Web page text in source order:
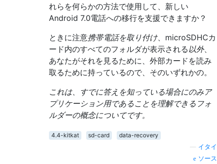
れらを何らかの方法で使用して、新しい
Android 7.0電話への移行を支援できますか？
ときに注意携帯電話を取り付け、microSDHCカ
ード内のすべてのフォルダが表示される 以外、
あなたがそれを見るために、外部カードを読み
取るために持っているので、そのいずれかの。
これは、すでに答えを知っている場合にのみア
プリケーション用であることを理解できるフォ
ルダーの概念についてです。
4.4-kitkat sd-card
data-recovery
イタイ
ソース